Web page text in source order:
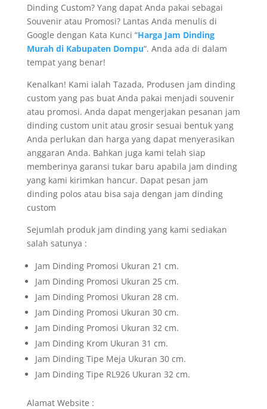
Dinding Custom? Yang dapat Anda pakai sebagai
Souvenir atau Promosi? Lantas Anda menulis di
Google dengan Kata Kunci “Harga Jam Dinding
Murah di Kabupaten Dompu“. Anda ada di dalam
tempat yang benar!
Kenalkan! Kami ialah Tazada, Produsen jam dinding
custom yang pas buat Anda pakai menjadi souvenir
atau promosi. Anda dapat mengerjakan pesanan jam
dinding custom unit atau grosir sesuai bentuk yang
Anda perlukan dan harga yang dapat menyerasikan
anggaran Anda. Bahkan juga kami telah siap
memberinya garansi tukar baru apabila jam dinding
yang kami kirimkan hancur. Dapat pesan jam
dinding polos atau bisa saja dengan jam dinding
custom
Sejumlah produk jam dinding yang kami sediakan
salah satunya :
Jam Dinding Promosi Ukuran 21 cm.
Jam Dinding Promosi Ukuran 25 cm.
Jam Dinding Promosi Ukuran 28 cm.
Jam Dinding Promosi Ukuran 30 cm.
Jam Dinding Promosi Ukuran 32 cm.
Jam Dinding Krom Ukuran 31 cm.
Jam Dinding Tipe Meja Ukuran 30 cm.
Jam Dinding Tipe RL926 Ukuran 32 cm.
Alamat Website :